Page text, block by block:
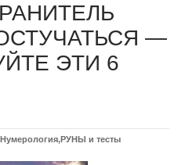
—
ЭТИ 6
Нумерология,РУНЫ и тесты